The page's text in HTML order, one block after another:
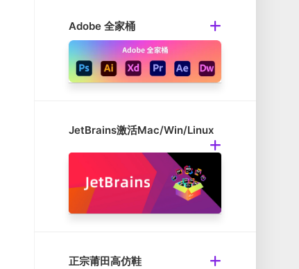
Adobe 全家桶
JetBrains激活Mac/Win/Linux
正宗莆田高仿鞋